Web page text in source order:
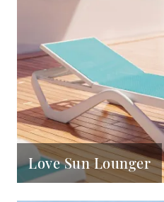
Love Sun Lounger